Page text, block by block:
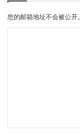
您的邮箱地址不会被公开。